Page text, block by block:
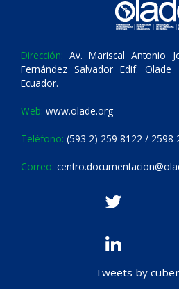
Dirección: Av. Mariscal Antonio
Fernández Salvador Edif.
Ecuador.
Web: www.olade.org
Teléfono: (593 2) 259 8122 / 2598
Correo:
Tweets by